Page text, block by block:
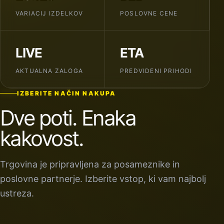
VARIACIJ IZDELKOV POSLOVNE CENE
LIVE
AKTUALNA ZALOGA
ETA
PREDVIDENI PRIHODI
IZBERITE NAČIN NAKUPA
Dve poti. Enaka
kakovost.
Trgovina je pripravljena za posameznike in
poslovne partnerje. Izberite vstop, ki vam najbolj
ustreza.